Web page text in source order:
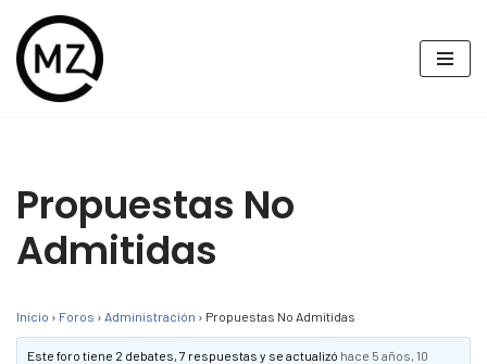
Saltar
al
Propuestas No
Admitidas
Inicio › Foros › Administración › Propuestas No Admitidas
Este foro tiene 2 debates, 7 respuestas y se actualizó hace 5 años, 10